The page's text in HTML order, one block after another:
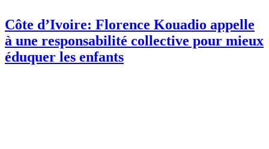
Côte d’Ivoire: Florence Kouadio appelle
à une responsabilité collective pour mieux
éduquer les enfants